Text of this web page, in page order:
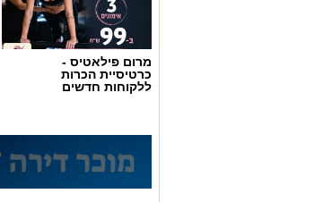
מרום פילאטיס -
כרטיסיית הכרות
ללקוחות חדשים